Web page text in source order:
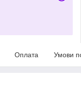
Оплата Умови